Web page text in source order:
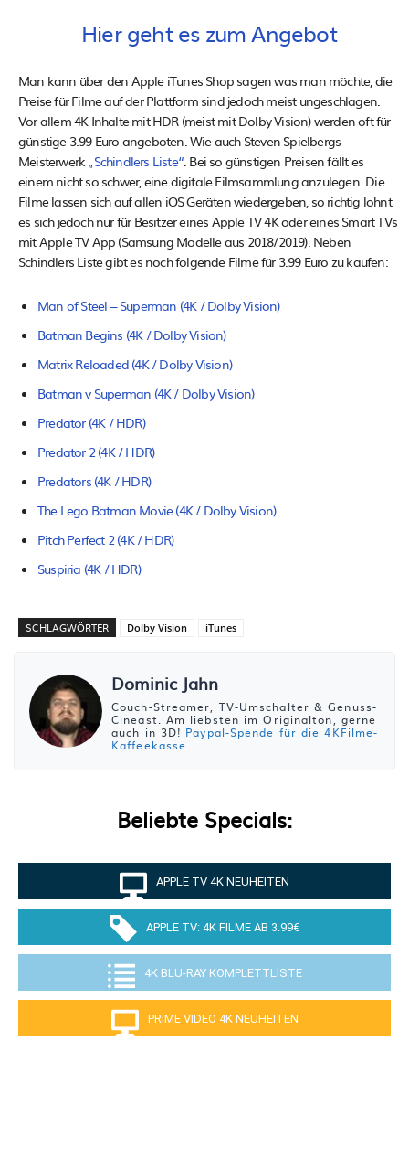
Hier geht es zum Angebot
Man kann über den Apple iTunes Shop sagen was man möchte, die
Preise für Filme auf der Plattform sind jedoch meist ungeschlagen.
Vor allem 4K Inhalte mit HDR (meist mit Dolby Vision) werden oft für
günstige 3.99 Euro angeboten. Wie auch Steven Spielbergs
Meisterwerk „Schindlers Liste“. Bei so günstigen Preisen fällt es
einem nicht so schwer, eine digitale Filmsammlung anzulegen. Die
Filme lassen sich auf allen iOS Geräten wiedergeben, so richtig lohnt
es sich jedoch nur für Besitzer eines Apple TV 4K oder eines Smart TVs
mit Apple TV App (Samsung Modelle aus 2018/2019). Neben
Schindlers Liste gibt es noch folgende Filme für 3.99 Euro zu kaufen:
Man of Steel – Superman (4K / Dolby Vision)
Batman Begins (4K / Dolby Vision)
Matrix Reloaded (4K / Dolby Vision)
Batman v Superman (4K / Dolby Vision)
Predator (4K / HDR)
Predator 2 (4K / HDR)
Predators (4K / HDR)
The Lego Batman Movie (4K / Dolby Vision)
Pitch Perfect 2 (4K / HDR)
Suspiria (4K / HDR)
SCHLAGWÖRTER Dolby Vision iTunes
Dominic Jahn
Couch-Streamer, TV-Umschalter & Genuss-
Cineast. Am liebsten im Originalton, gerne
auch in 3D! Paypal-Spende für die 4KFilme-
Kaffeekasse
Beliebte Specials:
APPLE TV 4K NEUHEITEN
APPLE TV: 4K FILME AB 3.99€
4K BLU-RAY KOMPLETTLISTE
PRIME VIDEO 4K NEUHEITEN